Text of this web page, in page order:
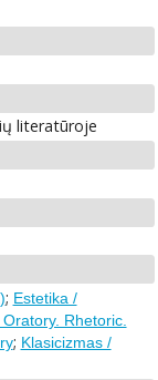
literatūroje
; Estetika /
Rhetoric.
; Klasicizmas /